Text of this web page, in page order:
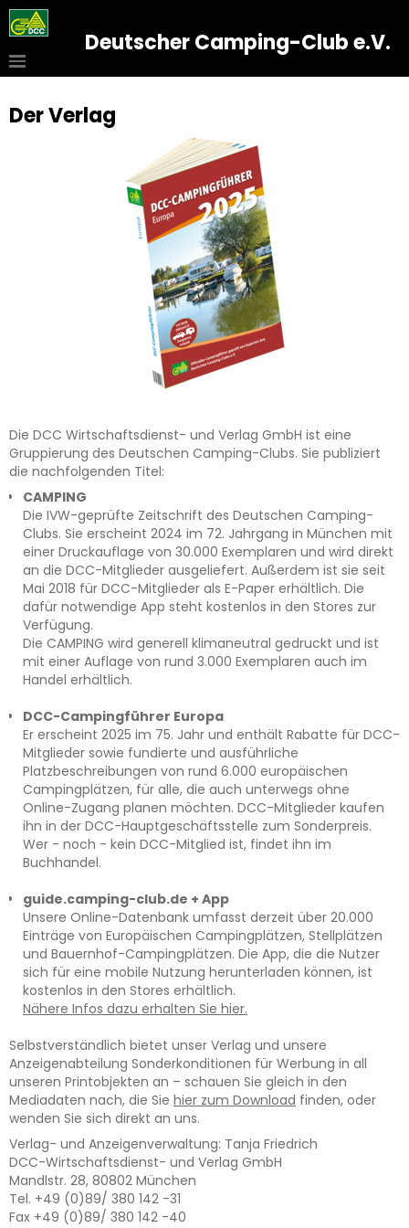
Deutscher Camping-Club e.V.
Der Verlag
Die DCC Wirtschaftsdienst- und Verlag GmbH ist eine
Gruppierung des Deutschen Camping-Clubs. Sie publiziert
die nachfolgenden Titel:
CAMPING
Die IVW-geprüfte Zeitschrift des Deutschen Camping-
Clubs. Sie erscheint 2024 im 72. Jahrgang in München mit
einer Druckauflage von 30.000 Exemplaren und wird direkt
an die DCC-Mitglieder ausgeliefert. Außerdem ist sie seit
Mai 2018 für DCC-Mitglieder als E-Paper erhältlich. Die
dafür notwendige App steht kostenlos in den Stores zur
Verfügung.
Die CAMPING wird generell klimaneutral gedruckt und ist
mit einer Auflage von rund 3.000 Exemplaren auch im
Handel erhältlich.
DCC-Campingführer Europa
Er erscheint 2025 im 75. Jahr und enthält Rabatte für DCC-
Mitglieder sowie fundierte und ausführliche
Platzbeschreibungen von rund 6.000 europäischen
Campingplätzen, für alle, die auch unterwegs ohne
Online-Zugang planen möchten. DCC-Mitglieder kaufen
ihn in der DCC-Hauptgeschäftsstelle zum Sonderpreis.
Wer - noch - kein DCC-Mitglied ist, findet ihn im
Buchhandel.
guide.camping-club.de + App
Unsere Online-Datenbank umfasst derzeit über 20.000
Einträge von Europäischen Campingplätzen, Stellplätzen
und Bauernhof-Campingplätzen. Die App, die die Nutzer
sich für eine mobile Nutzung herunterladen können, ist
kostenlos in den Stores erhältlich.
Nähere Infos dazu erhalten Sie hier.
Selbstverständlich bietet unser Verlag und unsere
Anzeigenabteilung Sonderkonditionen für Werbung in all
unseren Printobjekten an – schauen Sie gleich in den
Mediadaten nach, die Sie hier zum Download finden, oder
wenden Sie sich direkt an uns.
Verlag- und Anzeigenverwaltung: Tanja Friedrich
DCC-Wirtschaftsdienst- und Verlag GmbH
Mandlstr. 28, 80802 München
Tel. +49 (0)89/ 380 142 -31
Fax +49 (0)89/ 380 142 -40